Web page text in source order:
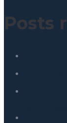
Posts